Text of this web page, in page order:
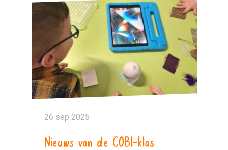
26 sep 2025
Nieuws van de COBI-klas